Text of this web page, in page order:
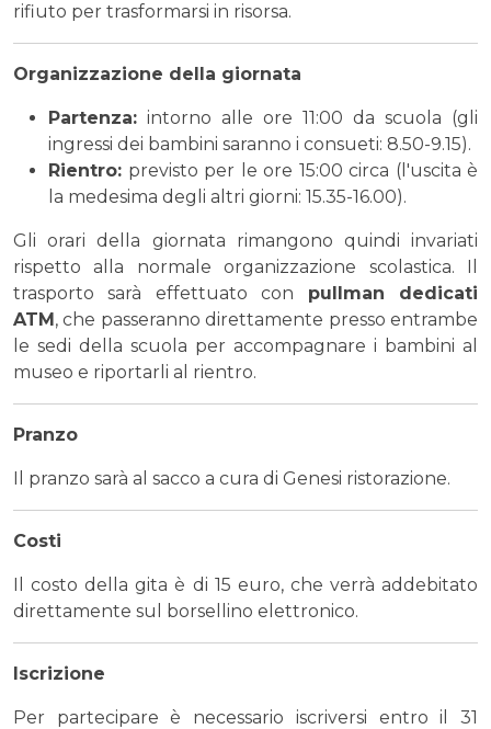
rifiuto per trasformarsi in risorsa.
Organizzazione della giornata
Partenza: intorno alle ore 11:00 da scuola (gli
ingressi dei bambini saranno i consueti: 8.50-9.15).
Rientro: previsto per le ore 15:00 circa (l'uscita è
la medesima degli altri giorni: 15.35-16.00).
Gli orari della giornata rimangono quindi invariati
rispetto alla normale organizzazione scolastica. Il
trasporto sarà effettuato con pullman dedicati
ATM, che passeranno direttamente presso entrambe
le sedi della scuola per accompagnare i bambini al
museo e riportarli al rientro.
Pranzo
Il pranzo sarà al sacco a cura di Genesi ristorazione.
Costi
Il costo della gita è di 15 euro, che verrà addebitato
direttamente sul borsellino elettronico.
Iscrizione
Per partecipare è necessario iscriversi entro il 31